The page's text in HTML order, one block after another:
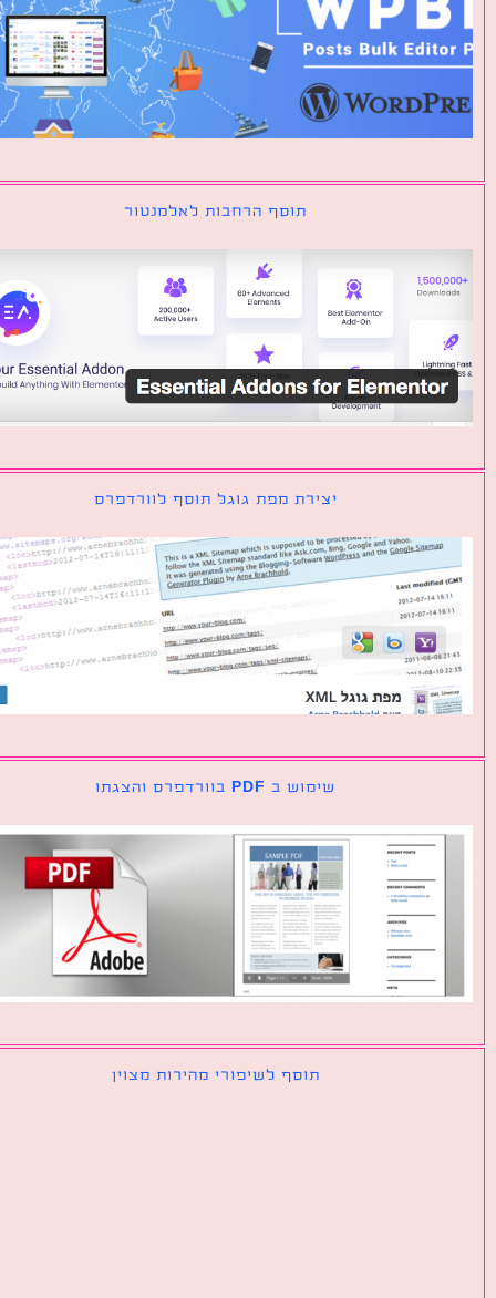
תוסף הרחבות לאלמנטור
יצירת מפת גוגל תוסף לוורדפרס
שימוש ב PDF בוורדפרס והצגתו
תוסף לשיפורי מהירות מצוין